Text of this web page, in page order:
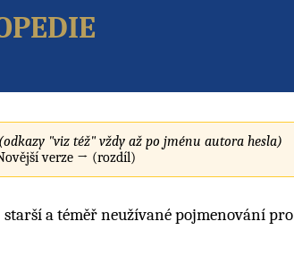
"viz též" vždy až po jménu autora hesla)
verze → (rozdíl)
a téměř neužívané pojmenování pro